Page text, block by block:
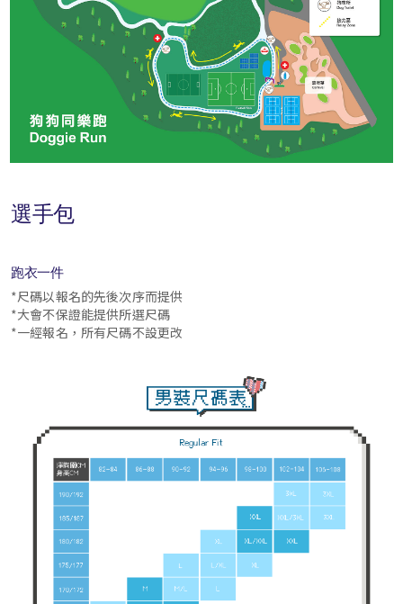
選手包
跑衣一件
*尺碼以報名的先後次序而提供
*大會不保證能提供所選尺碼
*一經報名，所有尺碼不設更改